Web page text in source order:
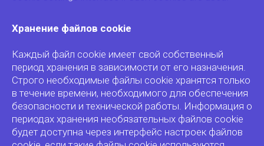
Хранение файлов cookie
Каждый файл cookie имеет свой собственный
период хранения в зависимости от его назначения.
Строго необходимые файлы cookie хранятся только
в течение времени, необходимого для обеспечения
безопасности и технической работы. Информация о
периодах хранения необязательных файлов cookie
будет доступна через интерфейс настроек файлов